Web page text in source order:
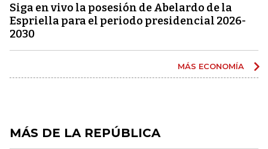
Siga en vivo la posesión de Abelardo de la
Espriella para el periodo presidencial 2026-
2030
MÁS ECONOMÍA
MÁS DE LA REPÚBLICA